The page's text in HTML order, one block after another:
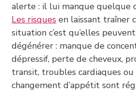
alerte : il lui manque quelque
Les risques en laissant traîner
situation c’est qu’elles
dégénérer : manque de
dépressif, perte de cheveux,
transit, troubles cardiaques ou
changement d’appétit sont